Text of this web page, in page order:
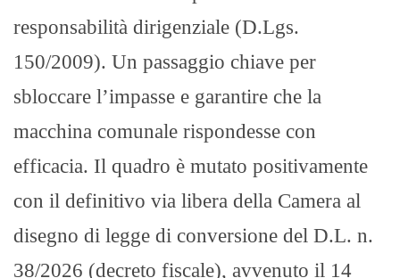
responsabilità dirigenziale (D.Lgs.
150/2009). Un passaggio chiave per
sbloccare l’impasse e garantire che la
macchina comunale rispondesse con
efficacia. Il quadro è mutato positivamente
con il definitivo via libera della Camera al
disegno di legge di conversione del D.L. n.
38/2026 (decreto fiscale), avvenuto il 14